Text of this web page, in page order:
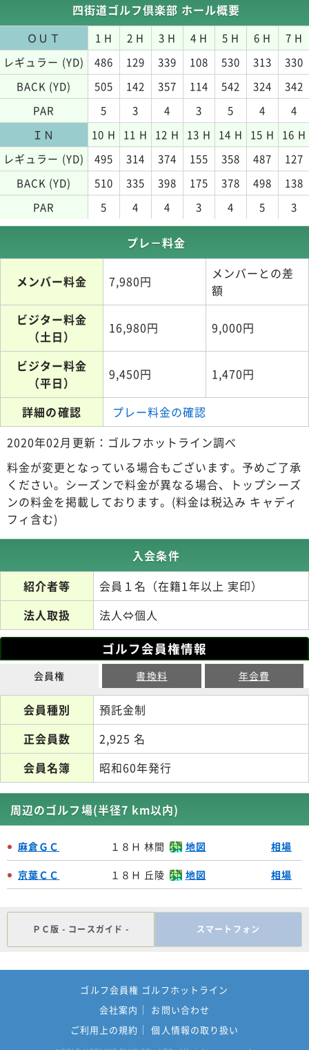
四街道ゴルフ倶楽部 ホール概要
ＯＵＴ 1 H 2 H 3 H 4 H 5 H 6 H
7 H
レギュラー (YD)
486 129 339 108 530 313
330
BACK (YD)
505 142 357 114 542 324
342
PAR
5 3 4 3 5 4
4
ＩＮ
10 H 11 H 12 H 13 H 14 H 15 H
16 H
レギュラー (YD)
495 314 374 155 358 487
127
BACK (YD)
510 335 398 175 378 498
138
PAR
5 4 4 3 4 5 3
プレ－料金
メンバー料金 7,980円
メンバーとの差
額
ビジター料金
（土日）
16,980円 9,000円
ビジター料金
（平日）
9,450円 1,470円
詳細の確認
プレー料金の確認
2020年02月更新：ゴルフホットライン調べ
料金が変更となっている場合もございます。予めご了承
ください。シーズンで料金が異なる場合、トップシーズ
ンの料金を掲載しております。(料金は税込み キャディ
フィ含む)
入会条件
紹介者等
会員１名（在籍1年以上 実印）
法人取扱
法人⇔個人
ゴルフ会員権情報
会員権 書換料 年会費
会員種別
預託金制
正会員数
2,925 名
会員名簿
昭和60年発行
周辺のゴルフ場(半径7 km以内)
麻倉ＧＣ １８Ｈ 林間 地図 相場
京葉ＣＣ １８Ｈ 丘陵 地図 相場
ＰＣ版 - コースガイド - スマートフォン
ゴルフ会員権 ゴルフホットライン
会社案内
お問い合わせ
ご利用上の規約
個人情報の取り扱い